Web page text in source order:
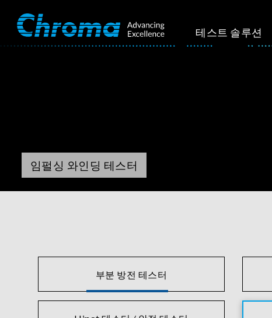
테스트 솔루션
임펄싱 와인딩 테스터
부분 방전 테스터